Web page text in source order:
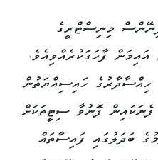
މިނިސްޓްރީގެ
ފާހަގަަކުރެއްވިއެވެ.
ހިއްސާދާރުގެ ހައިސިއްޔަތުން
ފޮނުވާ ސިޓީތަކަށް
ބަދަލުގައި ފައިސާތައް